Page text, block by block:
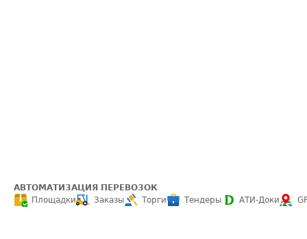
АВТОМАТИЗАЦИЯ ПЕРЕВОЗОК
Площадки
Заказы Торги Тендеры АТИ-Доки